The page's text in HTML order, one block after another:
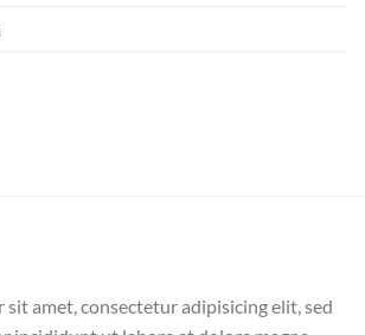
sit amet, consectetur adipisicing elit, sed